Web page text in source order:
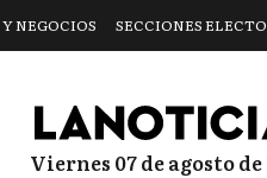
NEGOCIOS SECCIONES
viernes 07 de agosto de